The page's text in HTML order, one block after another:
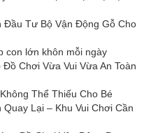
Đầu Tư Bộ Vận Động Gỗ Cho
con lớn khôn mỗi ngày
Chơi Vừa Vui Vừa An Toàn
Thể Thiếu Cho Bé
Lại – Khu Vui Chơi Cần